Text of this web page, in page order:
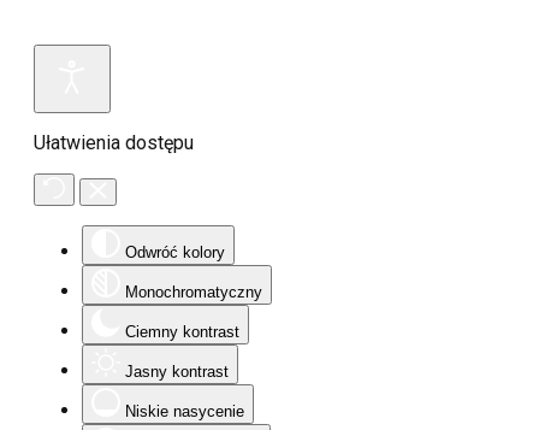
Ułatwienia dostępu
Odwróć kolory
Monochromatyczny
Ciemny kontrast
Jasny kontrast
Niskie nasycenie